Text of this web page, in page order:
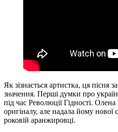
Як зізнається артистка, ця пісня
значення. Перші думки про
під час Революції Гідності.
оригіналу, але надала йому нової
роковій аранжировці.